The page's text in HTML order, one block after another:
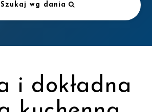
Szukaj wg dania
i dokładna